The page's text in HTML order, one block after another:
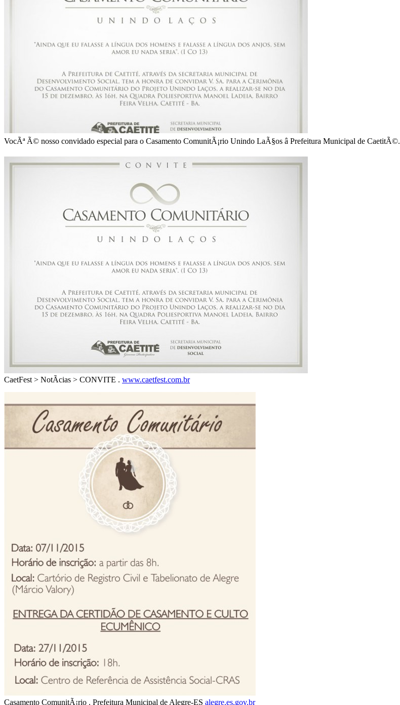
VocÃª Ã© nosso convidado especial para o Casamento ComunitÃ¡rio Unindo LaÃ§os â Prefeitura Municipal de CaetitÃ©.
CaetFest > NotÃ­cias > CONVITE . www.caetfest.com.br
Casamento ComunitÃ¡rio . Prefeitura Municipal de Alegre-ES alegre.es.gov.br